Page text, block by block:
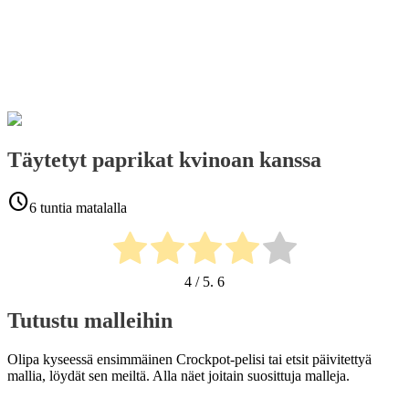
Täytetyt paprikat kvinoan kanssa
schedule6 tuntia matalalla
4 / 5. 6
Tutustu malleihin
Olipa kyseessä ensimmäinen Crockpot-pelisi tai etsit päivitettyä
mallia, löydät sen meiltä. Alla näet joitain suosittuja malleja.